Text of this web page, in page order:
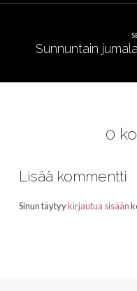
Sunnuntain
0
Lisää kommentti
Sinun täytyykirjautua sisään